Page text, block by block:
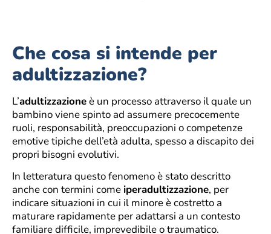
Che cosa si intende per
adultizzazione?
L’adultizzazioneè un processo attraverso il quale un
bambino viene spinto ad assumere precocemente
ruoli, responsabilità, preoccupazioni o competenze
emotive tipiche dell’età adulta, spesso a discapito dei
propri bisogni evolutivi.
In letteratura questo fenomeno è stato descritto
anche con termini come iperadultizzazione, per
indicare situazioni in cui il minore è costretto a
maturare rapidamente per adattarsi a un contesto
familiare difficile, imprevedibile o traumatico.